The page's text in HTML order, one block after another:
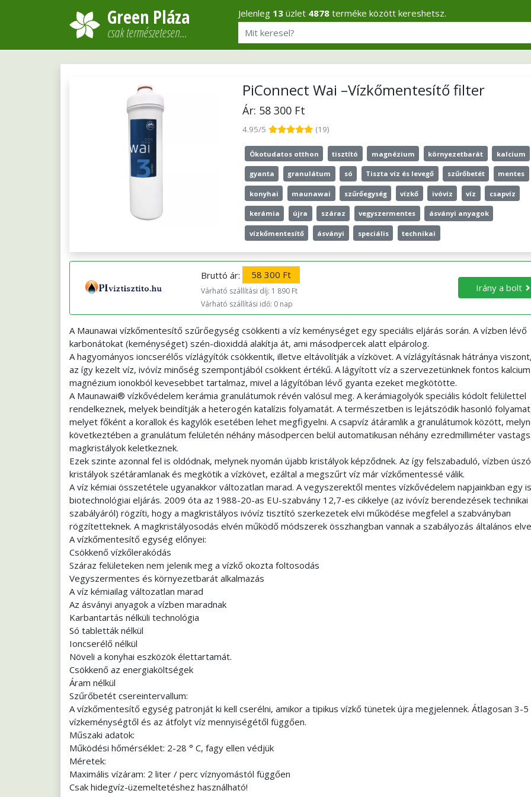
Green Pláza
csak természetesen…
Jelenleg 13 üzlet 4878 terméke között kereshetsz.
PiConnect Wai –Vízkőmentesítő filter
Ár: 58 300 Ft
4.95/5 (19)
Ökotudatos otthon tisztító magnézium környezetbarát kalcium
gyanta granulátum só Tiszta víz és levegő szűrőbetét mentes
konyhai maunawai szűrőegység vízkő ivóvíz víz csapvíz
kerámia újra száraz vegyszermentes ásványi anyagok
vízkőmentesítő ásványi speciális technikai
Bruttó ár: 58 300 Ft
Várható szállítási díj: 1 890 Ft
Várható szállítási idő: 0 nap
Irány a bolt
A Maunawai vízkőmentesítő szűrőegység csökkenti a víz keménységet egy speciális eljárás során. A vízben lévő
karbonátokat (keménységet) szén-dioxiddá alakítja át, ami másodpercek alatt elpárolog.
A hagyományos ioncserélős vízlágyítók csökkentik, illetve eltávolítják a vízkövet. A vízlágyításnak hátránya
az így kezelt víz, ivóvíz minőség szempontjából csökkent értékű. A lágyított víz a szervezetünknek fontos
magnézium ionokból kevesebbet tartalmaz, mivel a lágyítóban lévő gyanta ezeket megkötötte.
A Maunawai® vízkővédelem kerámia granulátumok révén valósul meg. A kerámiagolyók speciális kódolt felülettel
rendelkeznek, melyek beindítják a heterogén katalízis folyamatát. A természetben is lejátszódik hasonló
melyet főként a korallok és kagylók esetében lehet megfigyelni. A csapvíz átáramlik a granulátumok között,
következtében a granulátum felületén néhány másodpercen belül automatikusan néhány ezredmilliméter
magkristályok keletkeznek.
Ezek szinte azonnal fel is oldódnak, melynek nyomán újabb kristályok képződnek. Az így felszabaduló, vízben úszó
kristályok szétáramlanak és megkötik a vízkövet, ezáltal a megszűrt víz már vízkőmentessé válik.
A víz kémiai összetétele ugyanakkor változatlan marad. A vegyszerektől mentes vízkővédelem napjainkban egy
biotechnológiai eljárás. 2009 óta az 1988-20-as EU-szabvány 12,7-es cikkelye (az ivóvíz berendezések technikai
szabályáról) rögzíti, hogy a magkristályos ivóvíz tisztító szerkezetek elvi működése megfelel a szabványban
rögzítetteknek. A magkristályosodás elvén működő módszerek összhangban vannak a szabályozás általános
A vízkőmentesítő egység előnyei:
Csökkenő vízkőlerakódás
Száraz felületeken nem jelenik meg a vízkő okozta foltosodás
Vegyszermentes és környezetbarát alkalmazás
A víz kémiailag változatlan marad
Az ásványi anyagok a vízben maradnak
Karbantartás nélküli technológia
Só tabletták nélkül
Ioncserélő nélkül
Növeli a konyhai eszközök élettartamát.
Csökkenő az energiaköltségek
Áram nélkül
Szűrőbetét csereintervallum:
A vízkőmentesítő egység patronját ki kell cserélni, amikor a tipikus vízkő tünetek újra megjelennek. Átlagosan 3-5
vízkeménységtől és az átfolyt víz mennyiségétől függően.
Műszaki adatok:
Működési hőmérséklet: 2-28 ° C, fagy ellen védjük
Méretek:
Maximális vízáram: 2 liter / perc víznyomástól függően
Csak hidegvíz-üzemeltetéshez használható!